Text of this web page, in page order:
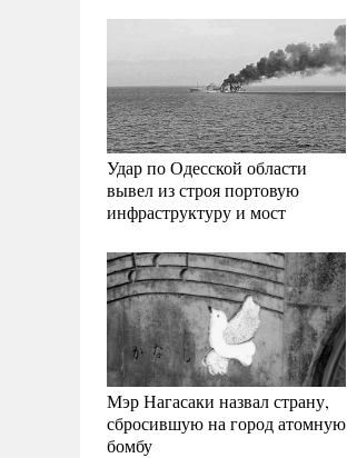
Удар по Одесской области
вывел из строя портовую
инфраструктуру и мост
Мэр Нагасаки назвал страну,
сбросившую на город атомную
бомбу